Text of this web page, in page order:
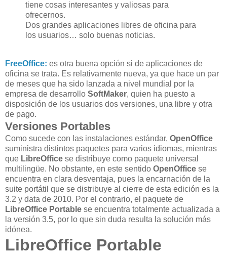
tiene cosas interesantes y valiosas para
ofrecernos.
Dos grandes aplicaciones libres de oficina para
los usuarios… solo buenas noticias.
FreeOffice: es otra buena opción si de aplicaciones de
oficina se trata. Es relativamente nueva, ya que hace un par
de meses que ha sido lanzada a nivel mundial por la
empresa de desarrollo SoftMaker, quien ha puesto a
disposición de los usuarios dos versiones, una libre y otra
de pago.
Versiones Portables
Como sucede con las instalaciones estándar, OpenOffice
suministra distintos paquetes para varios idiomas, mientras
que LibreOffice se distribuye como paquete universal
multilingüe. No obstante, en este sentido OpenOffice se
encuentra en clara desventaja, pues la encarnación de la
suite portátil que se distribuye al cierre de esta edición es la
3.2 y data de 2010. Por el contrario, el paquete de
LibreOffice Portable se encuentra totalmente actualizada a
la versión 3.5, por lo que sin duda resulta la solución más
idónea.
LibreOffice Portable